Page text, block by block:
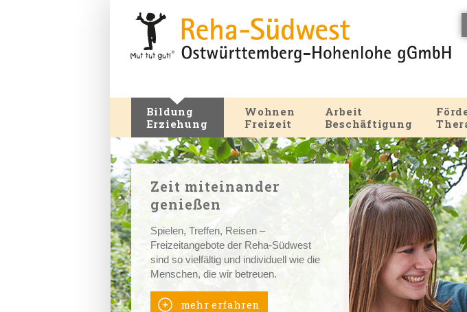
Bildung
Erziehung
Wohnen
Freizeit
Arbeit
Beschäftigung
Zeit miteinander
genießen
Spielen, Treffen, Reisen –
Freizeitangebote der Reha-Südwest
sind so vielfältig und individuell wie die
Menschen, die wir betreuen.
mehr erfahren